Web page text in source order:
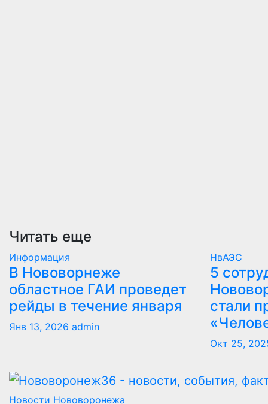
Читать еще
Информация
В Нововорнеже
областное ГАИ проведет
рейды в течение января
Янв 13, 2026 admin
НвАЭС
5
стали
Окт 25,
Новости Нововоронежа